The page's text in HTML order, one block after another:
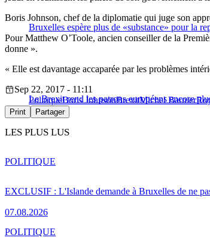
Bruxelles espère plus de «substance» pour la
Boris Johnson, chef de la diplomatie qui juge son
Pour Matthew O’Toole, ancien conseiller de la
donne ».
« Elle est davantage accaparée par les problèmes
Le Brexit rend les patrons européens encore
Sep 22, 2017 - 11:11
PolitiqueBoris JohnsonBrexitMichel Barnier
Print Partager
LES PLUS LUS
EXCLUSIF : L'Islande demande à Bruxelles de ne
07.08.2026
POLITIQUE
POLITIQUE